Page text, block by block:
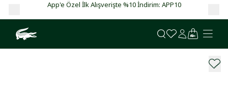
App'e Özel İlk Alışverişte %10 İndirim: APP10